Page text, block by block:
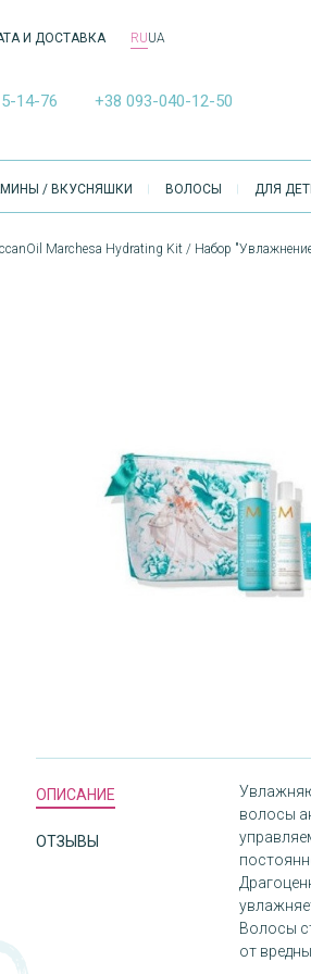
И ДОСТАВКА RUUA
14-76 +38 093-040-12-50
/ ВКУСНЯШКИ ВОЛОСЫ ДЛЯ
Marchesa Hydrating Kit / Набор
ОПИСАНИЕ
ОТЗЫВЫ
волосы
Волосы
от